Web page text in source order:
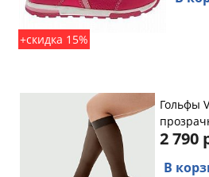
+скидка 15%
Гольфы
2 790
В